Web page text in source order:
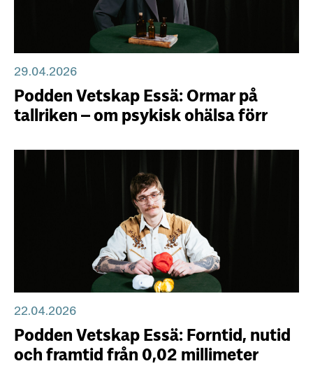
Podden Vetskap Essä: Ormar på
tallriken – om psykisk ohälsa förr
29.04.2026
Podden Vetskap Essä: Forntid, nutid
och framtid från 0,02 millimeter
22.04.2026